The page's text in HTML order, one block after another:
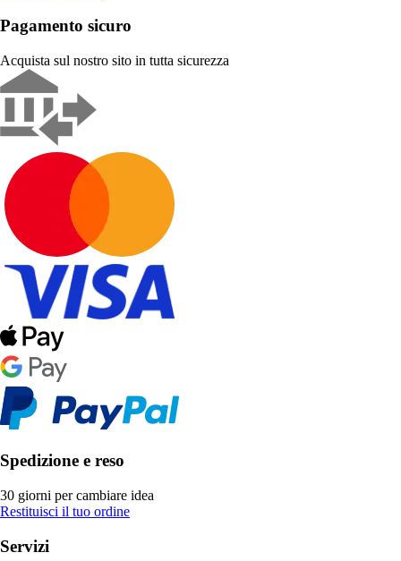
Pagamento sicuro
Acquista sul nostro sito in tutta sicurezza
Spedizione e reso
30 giorni per cambiare idea
Restituisci il tuo ordine
Servizi